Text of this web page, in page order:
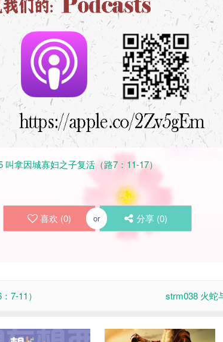
叫拿因城寡妇之子复活（路7：11-17）
喜欢 (0) or 分享 (0)
7-11） strm038 火蛇